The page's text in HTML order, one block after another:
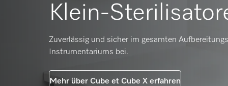
Klein-
Zuverlässig und sicher im gesamten
Instrumentariums bei.
Mehr über Cube et Cube X erfahren